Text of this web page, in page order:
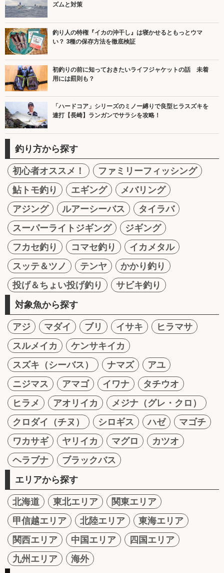
ズムと対策
釣り人の特権『イカの沖干し』は寝かせるともっとウマ
い？ 3種の保存方法を徹底検証
初釣りの前に知っておきたいライフジャケットの話 未着
用には罰則も？
「ハードコア」シリーズのミノー縛りで良型ヒラスズキを
連打【長崎】ランガンでサラシを攻略！
釣り方から探す
初心者オススメ！
ファミリーフィッシング
鮎トモ釣り
エギング
メバリング
アジング
ルアーシーバス
タイラバ
スーパーライトジギング
ジギング
フカセ釣り
コマセ釣り
イカメタル
スッテ＆ツノ
テンヤ
かかり釣り
投げ＆ちょい投げ釣り
サビキ釣り
対象魚から探す
アジ マダイ ブリ イサキ
ヒラマサ
スルメイカ
ケンサキイカ
スズキ（シーバス）
ナマズ
アユ
ニジマス
アマゴ イワナ
タチウオ
ヒラメ
アオリイカ
メジナ（グレ・クロ）
クロダイ（チヌ）
シロギス ハゼ
マゴチ
ワカサギ
ヤリイカ マグロ
カツオ
ヘラブナ
ブラックバス
エリアから探す
北海道 東北エリア
関東エリア
甲信越エリア
北陸エリア
東海エリア
関西エリア
中国エリア
四国エリア
九州エリア
海外